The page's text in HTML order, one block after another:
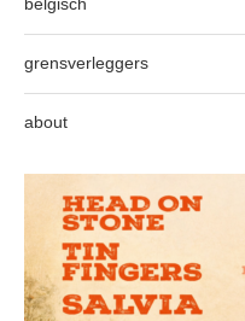
belgisch
grensverleggers
about